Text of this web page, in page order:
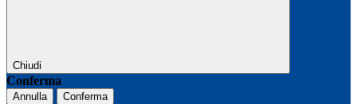
Chiudi
Conferma
Annulla Conferma